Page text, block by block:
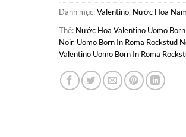
Danh mục:Valentino, Nước Hoa Nam
Thẻ: Nước Hoa Valentino Uomo
Noir, Uomo Born In Roma Rockstud
Valentino Uomo Born In Roma